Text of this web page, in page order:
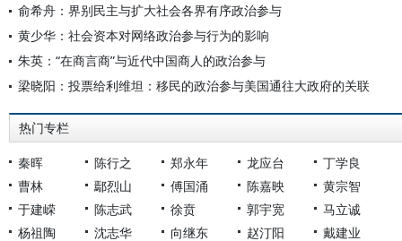
俞希舟：界别民主与扩大社会各界有序政治参与
黄少华：社会资本对网络政治参与行为的影响
朱英：“在商言商”与近代中国商人的政治参与
梁晓阳：投票给利维坦：移民的政治参与美国通往大政府的关联
热门专栏
秦晖 陈行之 郑永年 龙应台
丁学良
曹林
鄢烈山 傅国涌 陈嘉映
黄宗智
于建嵘
陈志武 徐贲 郭宇宽
马立诚
杨祖陶
沈志华 向继东 赵汀阳 戴建业